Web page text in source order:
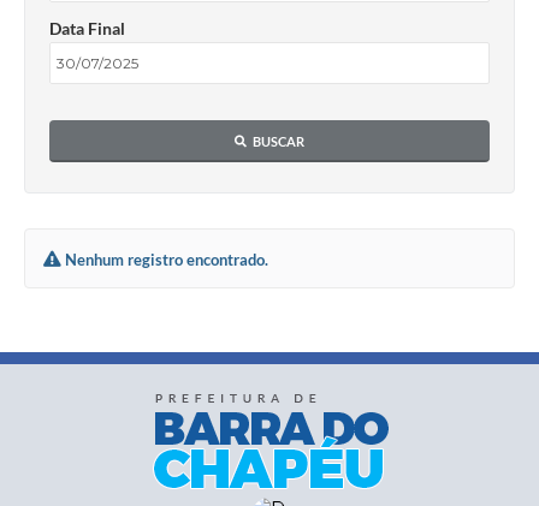
Data Final
BUSCAR
Nenhum registro encontrado.